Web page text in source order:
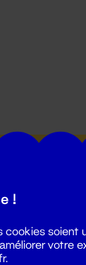
!
cookies soient
votre